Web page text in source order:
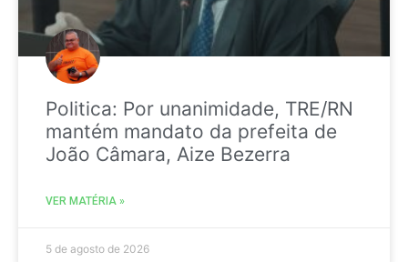
Politica: Por unanimidade, TRE/RN
mantém mandato da prefeita de
João Câmara, Aize Bezerra
VER MATÉRIA »
5 de agosto de 2026